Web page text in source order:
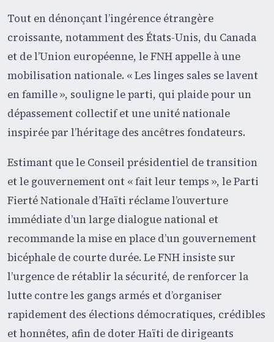
Tout en dénonçant l’ingérence étrangère
croissante, notamment des États-Unis, du Canada
et de l’Union européenne, le FNH appelle à une
mobilisation nationale. « Les linges sales se lavent
en famille », souligne le parti, qui plaide pour un
dépassement collectif et une unité nationale
inspirée par l’héritage des ancêtres fondateurs.
Estimant que le Conseil présidentiel de transition
et le gouvernement ont « fait leur temps », le Parti
Fierté Nationale d’Haïti réclame l’ouverture
immédiate d’un large dialogue national et
recommande la mise en place d’un gouvernement
bicéphale de courte durée. Le FNH insiste sur
l’urgence de rétablir la sécurité, de renforcer la
lutte contre les gangs armés et d’organiser
rapidement des élections démocratiques, crédibles
et honnêtes, afin de doter Haïti de dirigeants